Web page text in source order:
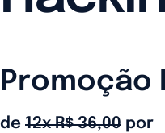
Promoção
de 12x R$ 36,00 por